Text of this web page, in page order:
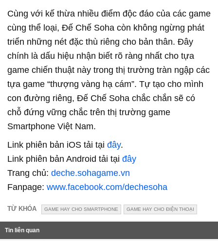
Cùng với kế thừa nhiều điểm độc đáo của các game
cùng thể loại, Đế Chế Soha còn không ngừng phát
triển những nét đặc thù riêng cho bản thân. Đây
chính là dấu hiệu nhận biết rõ ràng nhất cho tựa
game chiến thuật này trong thị trường tràn ngập các
tựa game “thượng vàng hạ cám”. Tự tạo cho mình
con đường riêng, Đế Chế Soha chắc chắn sẽ có
chỗ đứng vững chắc trên thị trường game
Smartphone Việt Nam.
Link phiên bản iOS tải tại đây.
Link phiên bản Android tải tại đây
Trang chủ: deche.sohagame.vn
Fanpage: www.facebook.com/dechesoha
TỪ KHÓA GAME HAY CHO SMARTPHONE GAME HAY CHO ĐIỆN THOẠI
Tin liên quan